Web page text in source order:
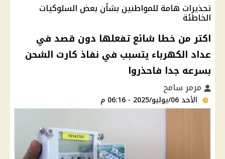
تحذيرات هامة للمواطنين بشأن بعض السلوكيات
الخاطئة
اكتر من خطا شائع تفعلها دون قصد في
عداد الكهرباء يتسبب في نفاذ كارت الشحن
بسرعه جدا فاحذروا
مرمر سامح
الأحد 06/يوليو/2025 - 06:16 م